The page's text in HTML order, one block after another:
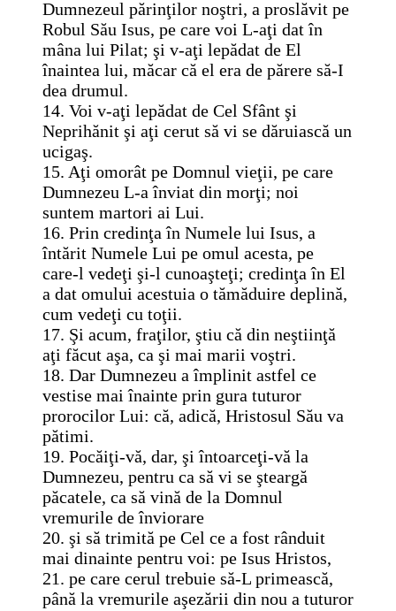
Dumnezeul părinţilor noştri, a proslăvit pe
Robul Său Isus, pe care voi L-aţi dat în
mâna lui Pilat; şi v-aţi lepădat de El
înaintea lui, măcar că el era de părere să-I
dea drumul.
14. Voi v-aţi lepădat de Cel Sfânt şi
Neprihănit şi aţi cerut să vi se dăruiască un
ucigaş.
15. Aţi omorât pe Domnul vieţii, pe care
Dumnezeu L-a înviat din morţi; noi
suntem martori ai Lui.
16. Prin credinţa în Numele lui Isus, a
întărit Numele Lui pe omul acesta, pe
care-l vedeţi şi-l cunoaşteţi; credinţa în El
a dat omului acestuia o tămăduire deplină,
cum vedeţi cu toţii.
17. Şi acum, fraţilor, ştiu că din neştiinţă
aţi făcut aşa, ca şi mai marii voştri.
18. Dar Dumnezeu a împlinit astfel ce
vestise mai înainte prin gura tuturor
prorocilor Lui: că, adică, Hristosul Său va
pătimi.
19. Pocăiţi-vă, dar, şi întoarceţi-vă la
Dumnezeu, pentru ca să vi se şteargă
păcatele, ca să vină de la Domnul
vremurile de înviorare
20. şi să trimită pe Cel ce a fost rânduit
mai dinainte pentru voi: pe Isus Hristos,
21. pe care cerul trebuie să-L primească,
până la vremurile aşezării din nou a tuturor